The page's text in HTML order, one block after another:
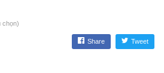
chọn)
Share Tweet